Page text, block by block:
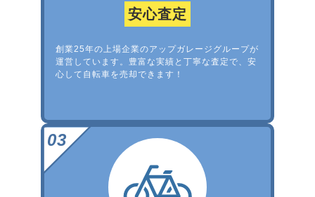
安心査定
創業25年の上場企業のアップガレージグループが
運営しています。豊富な実績と丁寧な査定で、安
心して自転車を売却できます！